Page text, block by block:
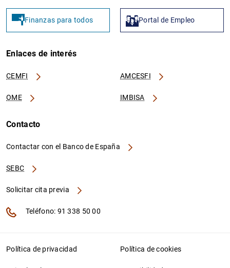
Finanzas para todos Portal de Empleo
Enlaces de interés
CEMFI AMCESFI
OME IMBISA
Contacto
Contactar con el Banco de España
SEBC
Solicitar cita previa
Teléfono: 91 338 50 00
Política de privacidad Política de cookies